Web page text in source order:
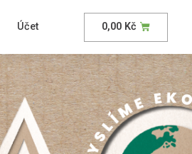
Účet 0,00 Kč